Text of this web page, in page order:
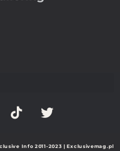
Info 2011-2023 | Exclusivemag.pl